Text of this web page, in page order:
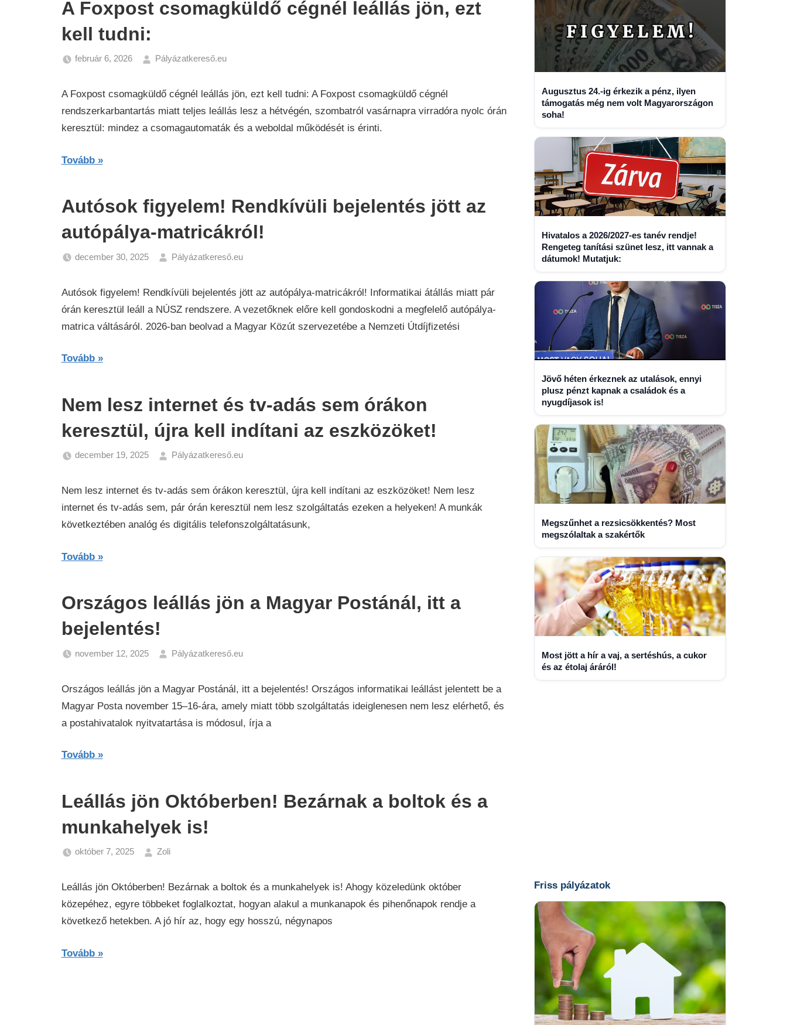
A Foxpost csomagküldő cégnél leállás jön, ezt
kell tudni:
február 6, 2026
Pályázatkereső.eu
Hírek
A Foxpost csomagküldő cégnél leállás jön, ezt kell tudni: A Foxpost csomagküldő cégnél
rendszerkarbantartás miatt teljes leállás lesz a hétvégén, szombatról vasárnapra virradóra nyolc órán
keresztül: mindez a csomagautomaták és a weboldal működését is érinti.
Tovább
Autósok figyelem! Rendkívüli bejelentés jött az
autópálya-matricákról!
december 30, 2025
Pályázatkereső.eu
Hírek
Autósok figyelem! Rendkívüli bejelentés jött az autópálya-matricákról! Informatikai átállás miatt pár
órán keresztül leáll a NÚSZ rendszere. A vezetőknek előre kell gondoskodni a megfelelő autópálya-
matrica váltásáról. 2026-ban beolvad a Magyar Közút szervezetébe a Nemzeti Útdíjfizetési
Tovább
Nem lesz internet és tv-adás sem órákon
keresztül, újra kell indítani az eszközöket!
december 19, 2025
Pályázatkereső.eu
Nem lesz internet és tv-adás sem órákon keresztül, újra kell indítani az eszközöket! Nem lesz
internet és tv-adás sem, pár órán keresztül nem lesz szolgáltatás ezeken a helyeken! A munkák
következtében analóg és digitális telefonszolgáltatásunk,
Tovább
Országos leállás jön a Magyar Postánál, itt a
bejelentés!
november 12, 2025
Pályázatkereső.eu
Országos leállás jön a Magyar Postánál, itt a bejelentés! Országos informatikai leállást jelentett be a
Magyar Posta november 15–16-ára, amely miatt több szolgáltatás ideiglenesen nem lesz elérhető, és
a postahivatalok nyitvatartása is módosul, írja a
Tovább
Leállás jön Októberben! Bezárnak a boltok és a
munkahelyek is!
október 7, 2025
Zoli
hírek
Pályázatok
Hírek
Leállás jön Októberben! Bezárnak a boltok és a munkahelyek is! Ahogy közeledünk október
közepéhez, egyre többeket foglalkoztat, hogyan alakul a munkanapok és pihenőnapok rendje a
következő hetekben. A jó hír az, hogy egy hosszú, négynapos
Tovább
Augusztus 24.-ig érkezik a pénz, ilyen
támogatás még nem volt Magyarországon
soha!
Hivatalos a 2026/2027-es tanév rendje!
Rengeteg tanítási szünet lesz, itt vannak a
dátumok! Mutatjuk:
Jövő héten érkeznek az utalások, ennyi
plusz pénzt kapnak a családok és a
nyugdíjasok is!
Megszűnhet a rezsicsökkentés? Most
megszólaltak a szakértők
Most jött a hír a vaj, a sertéshús, a cukor
és az étolaj áráról!
Friss pályázatok